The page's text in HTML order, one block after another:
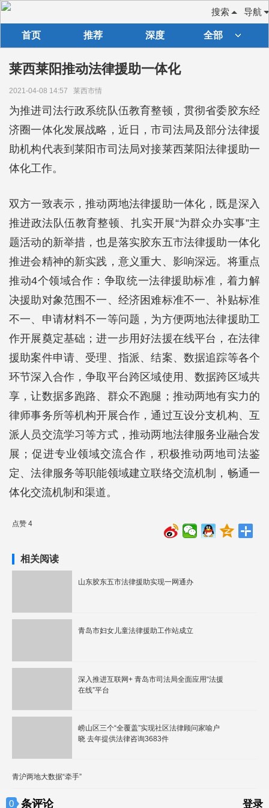
导航
搜索
首页 推荐 深度 全部
莱西莱阳推动法律援助一体化
2021-04-08 14:57 莱西市情
为推进司法行政系统队伍教育整顿，贯彻省委胶东经
济圈一体化发展战略，近日，市司法局及部分法律援
助机构代表到莱阳市司法局对接莱西莱阳法律援助一
体化工作。
双方一致表示，推动两地法律援助一体化，既是深入
推进政法队伍教育整顿、扎实开展“为群众办实事”主
题活动的新举措，也是落实胶东五市法律援助一体化
推进会精神的新实践，意义重大、影响深远。将重点
推动4个领域合作：争取统一法律援助标准，着力解
决援助对象范围不一、经济困难标准不一、补贴标准
不一、申请材料不一等问题，为方便两地法律援助工
作开展奠定基础；进一步用好法援在线平台，在法律
援助案件申请、受理、指派、结案、数据追踪等各个
环节深入合作，争取平台跨区域使用、数据跨区域共
享，让数据多跑路、群众不跑腿；推动两地有实力的
律师事务所等机构开展合作，通过互设分支机构、互
派人员交流学习等方式，推动两地法律服务业融合发
展；促进专业领域交流合作，积极推动两地司法鉴
定、法律服务等职能领域建立联络交流机制，畅通一
体化交流机制和渠道。
点赞 4
相关阅读
山东胶东五市法律援助实现一网通办
青岛市妇女儿童法律援助工作站成立
深入推进互联网+ 青岛市司法局全面应用“法援
在线”平台
崂山区三个“全覆盖”实现社区法律顾问家喻户
晓 去年提供法律咨询3683件
青沪两地大数据“牵手”
0 条评论 登录